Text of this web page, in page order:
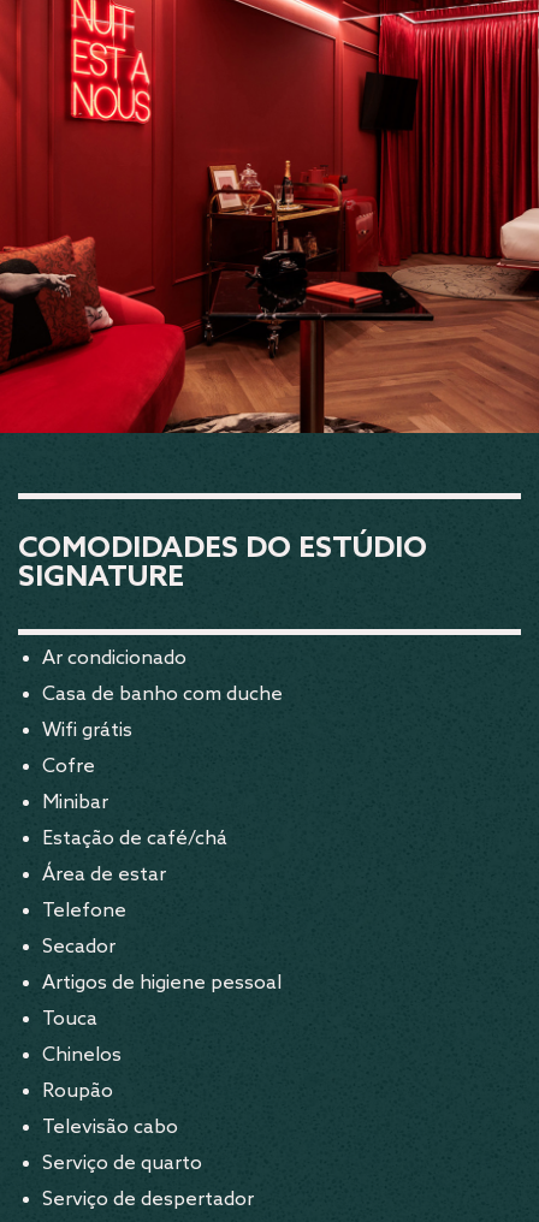
COMODIDADES DO ESTÚDIO
SIGNATURE
Ar condicionado
Casa de banho com duche
Wifi grátis
Cofre
Minibar
Estação de café/chá
Área de estar
Telefone
Secador
Artigos de higiene pessoal
Touca
Chinelos
Roupão
Televisão cabo
Serviço de quarto
Serviço de despertador